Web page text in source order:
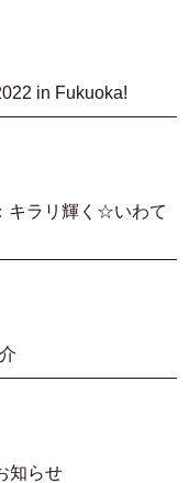
in Fukuoka!
キラリ輝く☆いわて
知らせ